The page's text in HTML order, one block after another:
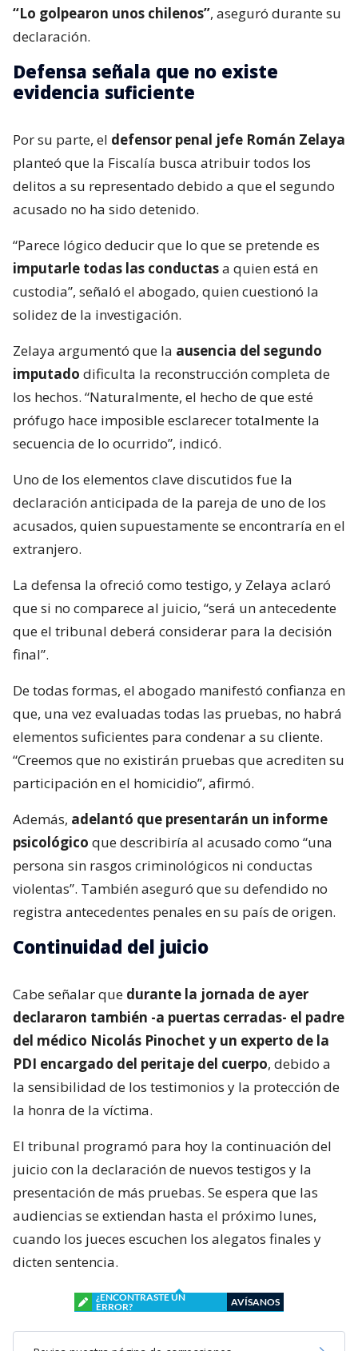
“Lo golpearon unos chilenos”, aseguró durante su
declaración.
Defensa señala que no existe
evidencia suficiente
Por su parte, el defensor penal jefe Román Zelaya
planteó que la Fiscalía busca atribuir todos los
delitos a su representado debido a que el segundo
acusado no ha sido detenido.
“Parece lógico deducir que lo que se pretende es
imputarle todas las conductasa quien está en
custodia”, señaló el abogado, quien cuestionó la
solidez de la investigación.
Zelaya argumentó que la ausencia del segundo
imputado dificulta la reconstrucción completa de
los hechos. “Naturalmente, el hecho de que esté
prófugo hace imposible esclarecer totalmente la
secuencia de lo ocurrido”, indicó.
Uno de los elementos clave discutidos fue la
declaración anticipada de la pareja de uno de los
acusados, quien supuestamente se encontraría en el
extranjero.
La defensa la ofreció como testigo, y Zelaya aclaró
que si no comparece al juicio, “será un antecedente
que el tribunal deberá considerar para la decisión
final”.
De todas formas, el abogado manifestó confianza en
que, una vez evaluadas todas las pruebas, no habrá
elementos suficientes para condenar a su cliente.
“Creemos que no existirán pruebas que acrediten su
participación en el homicidio”, afirmó.
Además, adelantó que presentarán un informe
psicológico que describiría al acusado como “una
persona sin rasgos criminológicos ni conductas
violentas”. También aseguró que su defendido no
registra antecedentes penales en su país de origen.
Continuidad del juicio
Cabe señalar que durante la jornada de ayer
declararon también -a puertas cerradas- el padre
del médico Nicolás Pinochet y un experto de la
PDI encargado del peritaje del cuerpo, debido a
la sensibilidad de los testimonios y la protección de
la honra de la víctima.
El tribunal programó para hoy la continuación del
juicio con la declaración de nuevos testigos y la
presentación de más pruebas. Se espera que las
audiencias se extiendan hasta el próximo lunes,
cuando los jueces escuchen los alegatos finales y
dicten sentencia.
¿ENCONTRASTE UN
ERROR?
AVÍSANOS